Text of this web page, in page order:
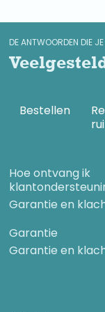
DE ANTWOORDEN DIE
Bestellen
Hoe ontvang ik
Garantie en
Garantie
Garantie en